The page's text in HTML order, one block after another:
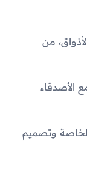
من
الأصدقاء
وتصميم